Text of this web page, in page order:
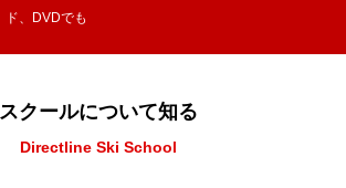
ド、DVDでも
スクールについて知る
Directline Ski School